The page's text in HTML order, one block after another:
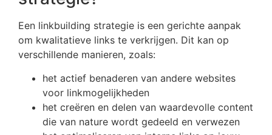
Een linkbuilding strategie is een gerichte aanpak
om kwalitatieve links te verkrijgen. Dit kan op
verschillende manieren, zoals:
het actief benaderen van andere websites
voor linkmogelijkheden
het creëren en delen van waardevolle content
die van nature wordt gedeeld en verwezen